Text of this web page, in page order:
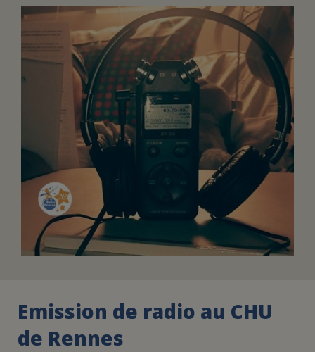
FAIRE UN DON
ASSURANCE VIE/LEGS
ESPACE PRESSE
JE DEVIENS
BÉNÉVOLE
DEVENIR
UN PETIT PRINCE
Emission de radio au CHU
de Rennes